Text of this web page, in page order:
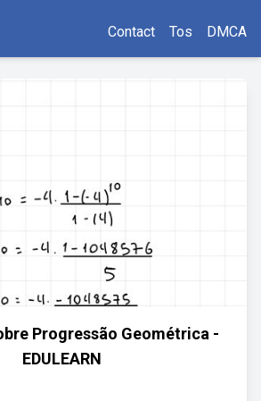
Contact Tos DMCA
Progressão Geométrica -
EDULEARN